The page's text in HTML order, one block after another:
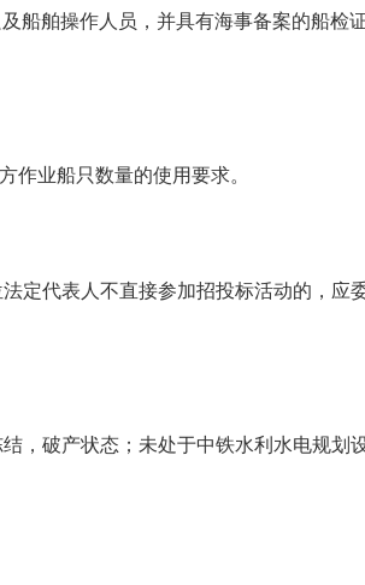
船舶操作人员，并具有海事备案的船检
作业船只数量的使用要求。
定代表人不直接参加招投标活动的，应
，破产状态；未处于中铁水利水电规划